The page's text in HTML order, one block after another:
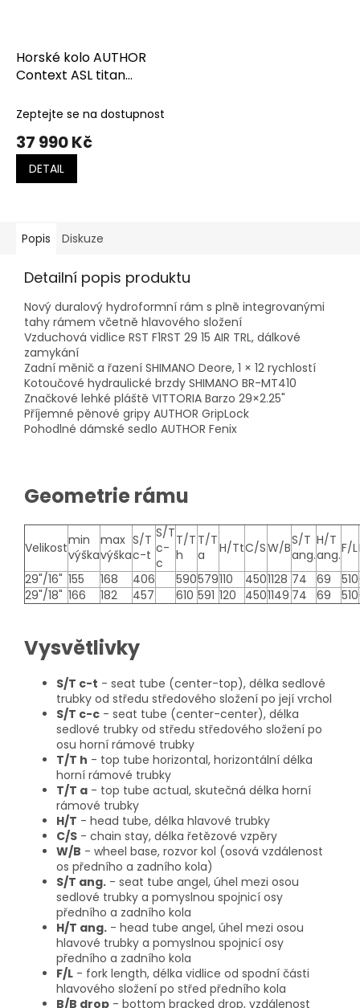
Horské kolo AUTHOR
Context ASL titan
Zeptejte se na dostupnost
37 990 Kč
DETAIL
Popis Diskuze
Detailní popis produktu
Nový duralový hydroformní rám s plně integrovanými
tahy rámem včetně hlavového složení
Vzduchová vidlice RST F1RST 29 15 AIR TRL, dálkové
zamykání
Zadní měnič a řazení SHIMANO Deore, 1 × 12 rychlostí
Kotoučové hydraulické brzdy SHIMANO BR-MT410
Značkové lehké pláště VITTORIA Barzo 29×2.25"
Příjemné pěnové gripy AUTHOR GripLock
Pohodlné dámské sedlo AUTHOR Fenix
Geometrie rámu
Velikostmin
výška
max
výška
S/T
c-t
S/T
c-
c
T/T
h
T/T
a
H/TtC/SW/BS/T
ang.
H/T
ang.F/L
29"/16" 155 168 406 590579110 4501128 74 69 510
29"/18" 166 182 457 610 591 120 4501149 74 69 510
Vysvětlivky
S/T c-t - seat tube (center-top), délka sedlové
trubky od středu středového složení po její vrchol
S/T c-c - seat tube (center-center), délka
sedlové trubky od středu středového složení po
osu horní rámové trubky
T/T h - top tube horizontal, horizontální délka
horní rámové trubky
T/T a - top tube actual, skutečná délka horní
rámové trubky
H/T - head tube, délka hlavové trubky
C/S - chain stay, délka řetězové vzpěry
W/B - wheel base, rozvor kol (osová vzdálenost
os předního a zadního kola)
S/T ang. - seat tube angel, úhel mezi osou
sedlové trubky a pomyslnou spojnicí osy
předního a zadního kola
H/T ang. - head tube angel, úhel mezi osou
hlavové trubky a pomyslnou spojnicí osy
předního a zadního kola
F/L - fork length, délka vidlice od spodní části
hlavového složení po střed předního kola
B/B drop - bottom bracked drop, vzdálenost